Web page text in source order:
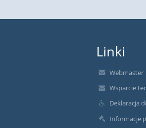
Linki
Webmaster
Wsparcie
Deklaracja
Informacje